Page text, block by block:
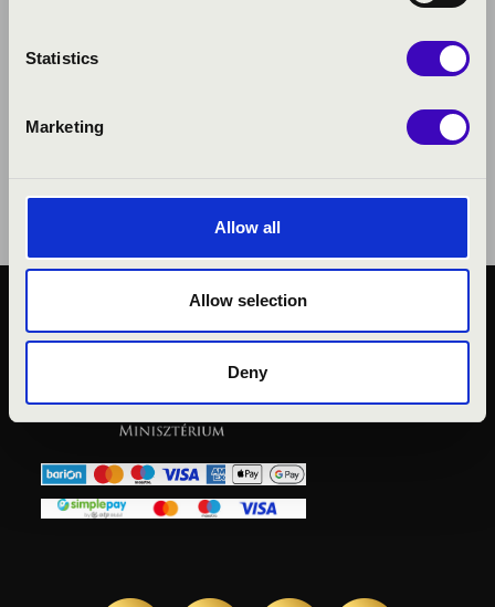
Statistics
Marketing
Allow all
Allow selection
Deny
KÖZÉRDEKŰ ADATOK
TÁJÉKOZTATÓ
JOGI NYILATKOZAT